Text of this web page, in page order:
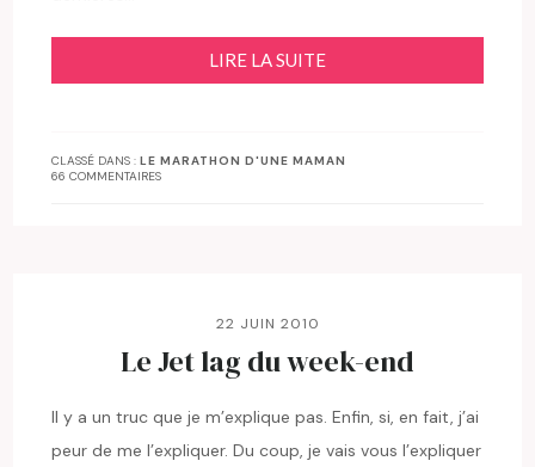
LIRE LA SUITE
CLASSÉ DANS :LE MARATHON D'UNE MAMAN
66 COMMENTAIRES
22 JUIN 2010
Le Jet lag du week-end
Il y a un truc que je m’explique pas. Enfin, si, en fait, j’ai
peur de me l’expliquer. Du coup, je vais vous l’expliquer